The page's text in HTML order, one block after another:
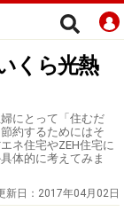
くら光熱
にとって「住むだ
約するためにはそ
ネ住宅やZEH住宅に
体的に考えてみま
新日： 2017年04月02日